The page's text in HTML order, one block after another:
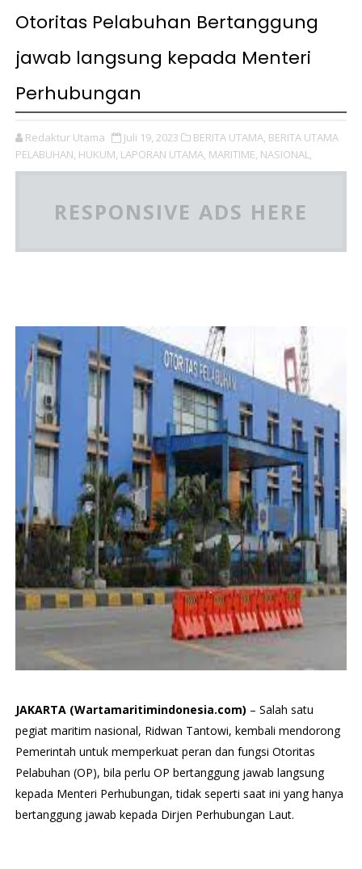
Otoritas Pelabuhan Bertanggung
jawab langsung kepada Menteri
Perhubungan
Redaktur Utama Juli 19, 2023 BERITA UTAMA, BERITA UTAMA
PELABUHAN, HUKUM, LAPORAN UTAMA, MARITIME, NASIONAL,
RESPONSIVE ADS HERE
JAKARTA (Wartamaritimindonesia.com) – Salah satu
pegiat maritim nasional, Ridwan Tantowi, kembali mendorong
Pemerintah untuk memperkuat peran dan fungsi Otoritas
Pelabuhan (OP), bila perlu OP bertanggung jawab langsung
kepada Menteri Perhubungan, tidak seperti saat ini yang hanya
bertanggung jawab kepada Dirjen Perhubungan Laut.